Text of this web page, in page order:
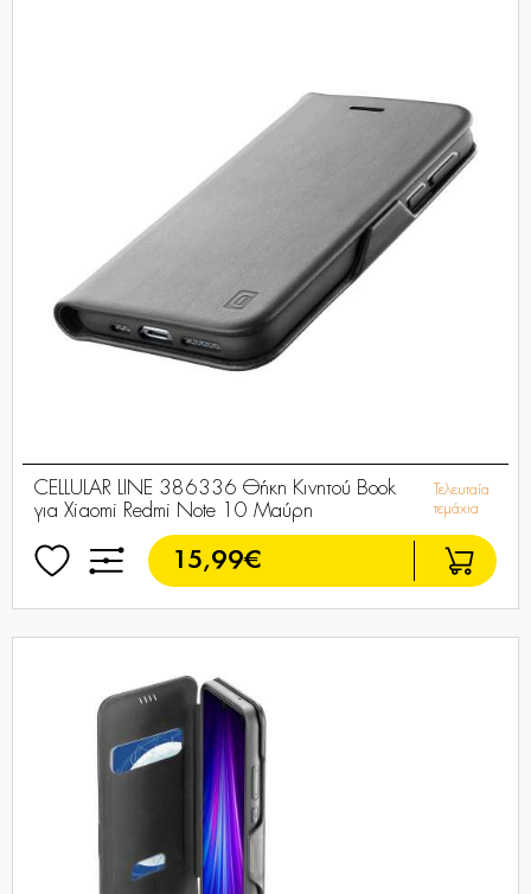
CELLULAR LINE 386336 Θήκη Κινητού Book
για Xiaomi Redmi Note 10 Μαύρη
Τελευταία
τεμάχια
15,99€